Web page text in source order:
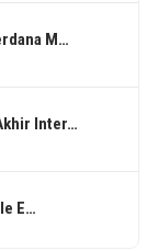
M…
Inter…
E…